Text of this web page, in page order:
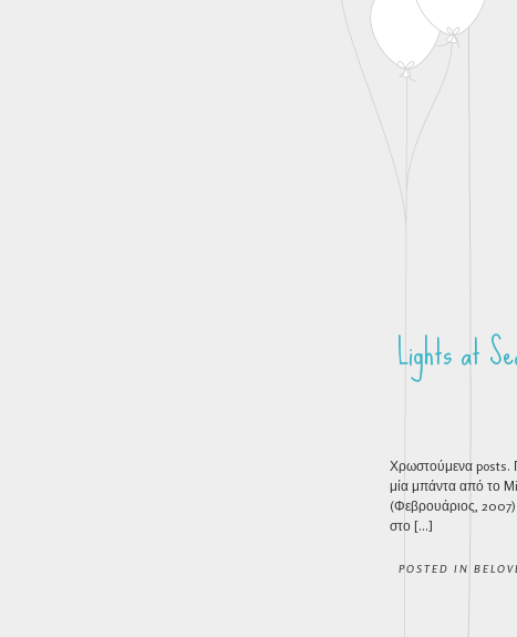
Lights
Χρωστούμενα posts.
μία μπάντα από το
(Φεβρουάριος, 2007)
στο […]
POSTED IN